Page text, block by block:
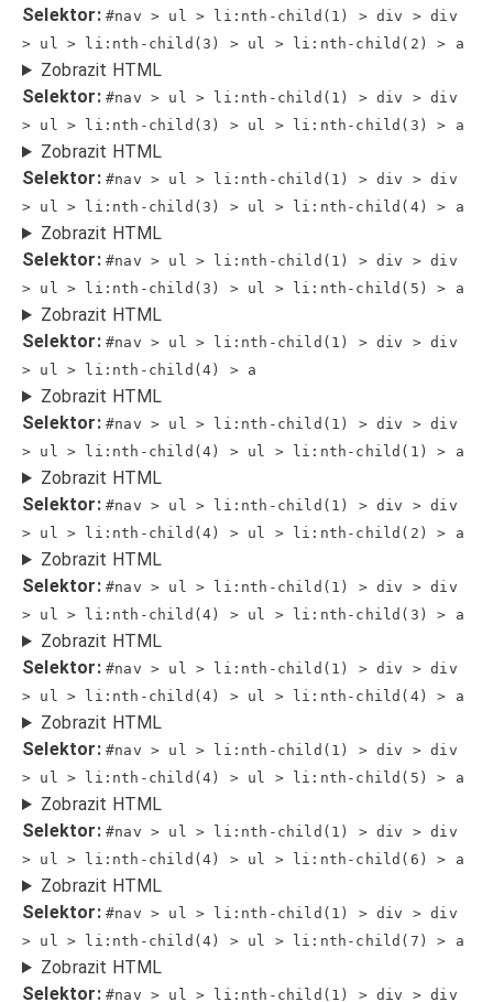
Selektor: #nav > ul > li:nth-child(1) > div > div
> ul > li:nth-child(3) > ul > li:nth-child(2) > a
Zobrazit HTML
Selektor: #nav > ul > li:nth-child(1) > div > div
> ul > li:nth-child(3) > ul > li:nth-child(3) > a
Zobrazit HTML
Selektor: #nav > ul > li:nth-child(1) > div > div
> ul > li:nth-child(3) > ul > li:nth-child(4) > a
Zobrazit HTML
Selektor: #nav > ul > li:nth-child(1) > div > div
> ul > li:nth-child(3) > ul > li:nth-child(5) > a
Zobrazit HTML
Selektor: #nav > ul > li:nth-child(1) > div > div
> ul > li:nth-child(4) > a
Zobrazit HTML
Selektor: #nav > ul > li:nth-child(1) > div > div
> ul > li:nth-child(4) > ul > li:nth-child(1) > a
Zobrazit HTML
Selektor: #nav > ul > li:nth-child(1) > div > div
> ul > li:nth-child(4) > ul > li:nth-child(2) > a
Zobrazit HTML
Selektor: #nav > ul > li:nth-child(1) > div > div
> ul > li:nth-child(4) > ul > li:nth-child(3) > a
Zobrazit HTML
Selektor: #nav > ul > li:nth-child(1) > div > div
> ul > li:nth-child(4) > ul > li:nth-child(4) > a
Zobrazit HTML
Selektor: #nav > ul > li:nth-child(1) > div > div
> ul > li:nth-child(4) > ul > li:nth-child(5) > a
Zobrazit HTML
Selektor: #nav > ul > li:nth-child(1) > div > div
> ul > li:nth-child(4) > ul > li:nth-child(6) > a
Zobrazit HTML
Selektor: #nav > ul > li:nth-child(1) > div > div
> ul > li:nth-child(4) > ul > li:nth-child(7) > a
Zobrazit HTML
Selektor: #nav > ul > li:nth-child(1) > div > div